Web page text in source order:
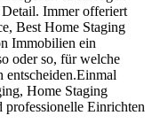
Immer offeriert
Best Home Staging
Immobilien ein
oder so, für welche
entscheiden.Einmal
Home Staging
professionelle Einrichten